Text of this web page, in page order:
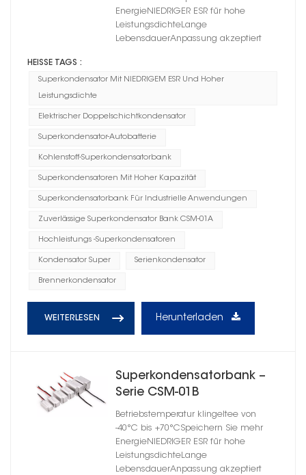
EnergieNIEDRIGER ESR für hohe
LeistungsdichteLange
LebensdauerAnpassung akzeptiert
HEISSE TAGS :
Superkondensator Mit NIEDRIGEM ESR Und Hoher
Leistungsdichte
Elektrischer Doppelschichtkondensator
Superkondensator-Autobatterie
Kohlenstoff-Superkondensatorbank
Superkondensatoren Mit Hoher Kapazität
Superkondensatorbank Für Industrielle Anwendungen
Zuverlässige Superkondensator Bank CSM-01A
Hochleistungs -Superkondensatoren
Kondensator Super Serienkondensator
Brennerkondensator
WEITERLESEN Herunterladen
Superkondensatorbank –
Serie CSM-01B
Betriebstemperatur klingeltee von
-40°C bis +70°CSpeichern Sie mehr
EnergieNIEDRIGER ESR für hohe
LeistungsdichteLange
LebensdauerAnpassung akzeptiert